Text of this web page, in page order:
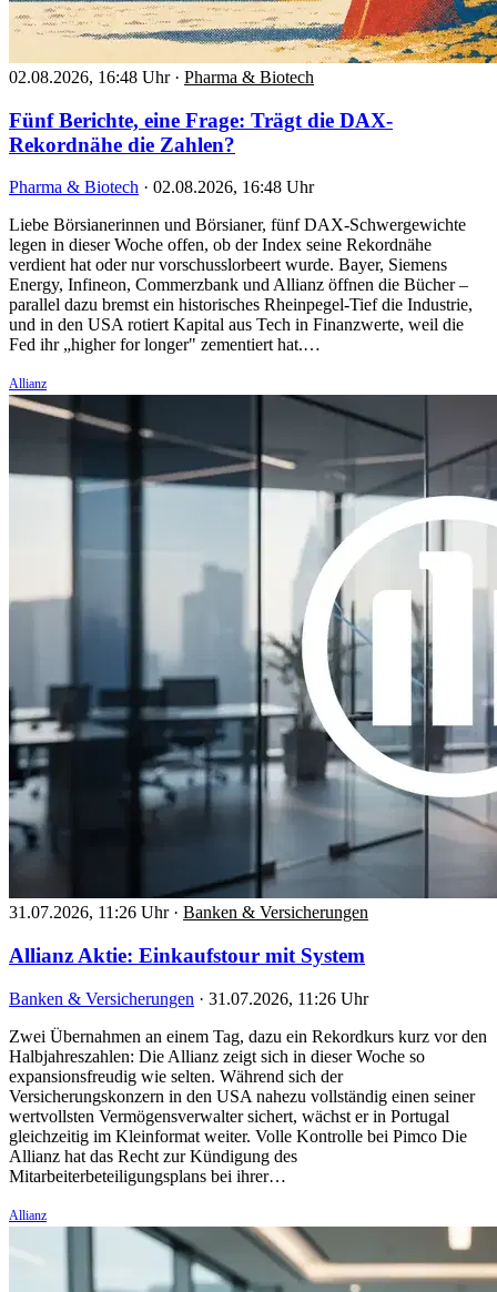
02.08.2026, 16:48 Uhr · Pharma & Biotech
Fünf Berichte, eine Frage: Trägt die DAX-
Rekordnähe die Zahlen?
Pharma & Biotech · 02.08.2026, 16:48 Uhr
Liebe Börsianerinnen und Börsianer, fünf DAX-Schwergewichte
legen in dieser Woche offen, ob der Index seine Rekordnähe
verdient hat oder nur vorschusslorbeert wurde. Bayer, Siemens
Energy, Infineon, Commerzbank und Allianz öffnen die Bücher –
parallel dazu bremst ein historisches Rheinpegel-Tief die Industrie,
und in den USA rotiert Kapital aus Tech in Finanzwerte, weil die
Fed ihr „higher for longer" zementiert hat.…
Allianz
31.07.2026, 11:26 Uhr · Banken & Versicherungen
Allianz Aktie: Einkaufstour mit System
Banken & Versicherungen · 31.07.2026, 11:26 Uhr
Zwei Übernahmen an einem Tag, dazu ein Rekordkurs kurz vor den
Halbjahreszahlen: Die Allianz zeigt sich in dieser Woche so
expansionsfreudig wie selten. Während sich der
Versicherungskonzern in den USA nahezu vollständig einen seiner
wertvollsten Vermögensverwalter sichert, wächst er in Portugal
gleichzeitig im Kleinformat weiter. Volle Kontrolle bei Pimco Die
Allianz hat das Recht zur Kündigung des
Mitarbeiterbeteiligungsplans bei ihrer…
Allianz